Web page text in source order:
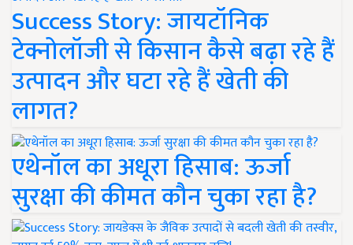
Success Story: जायटॉनिक
टेक्नोलॉजी से किसान कैसे बढ़ा रहे हैं
उत्पादन और घटा रहे हैं खेती की
लागत?
एथेनॉल का अधूरा हिसाब: ऊर्जा
सुरक्षा की कीमत कौन चुका रहा है?